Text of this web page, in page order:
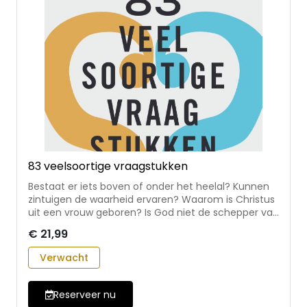
83 veelsoortige vraagstukken
Bestaat er iets boven of onder het heelal? Kunnen
zintuigen de waarheid ervaren? Waarom is Christus
uit een vrouw geboren? Is God niet de schepper van
Augustinus van Hippo van zijn medebroeders en
leerlingen in Noord-Afrika. Hij beantwoordt ze in
korte, scherpe reflecties die zijn vroege denken over
God, mens en wereld zichtbaar maken. * eerste
Nederlandse vertaling van De diversis quaestionibus
octoginta tribus: 83 veelsoortige vraagstukken *
€ 21,99
Verwacht
Reserveer nu